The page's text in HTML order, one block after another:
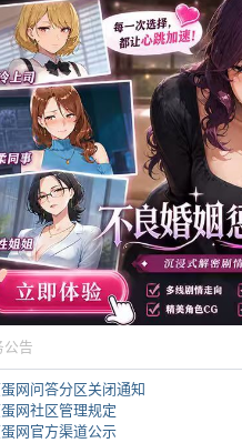
公告
网问答分区关闭通知
网社区管理规定
网官方渠道公示